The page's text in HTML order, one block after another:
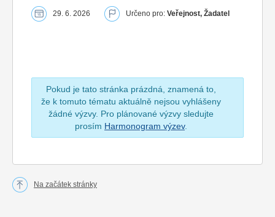
29. 6. 2026 Určeno pro: Veřejnost, Žadatel
Pokud je tato stránka prázdná, znamená to,
že k tomuto tématu aktuálně nejsou vyhlášeny
žádné výzvy. Pro plánované výzvy sledujte
prosím Harmonogram výzev.
Na začátek stránky